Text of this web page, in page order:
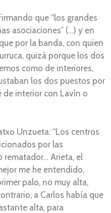
que “los grandes
asociaciones” (…) y en
por la banda, con quien
quizá porque los dos
como de interiores,
los dos puestos por
de interior con Lavín o
Unzueta: “Los centros
por las
rematador… Arieta, el
me he entendido,
palo, no muy alta,
a Carlos había que
alta, para